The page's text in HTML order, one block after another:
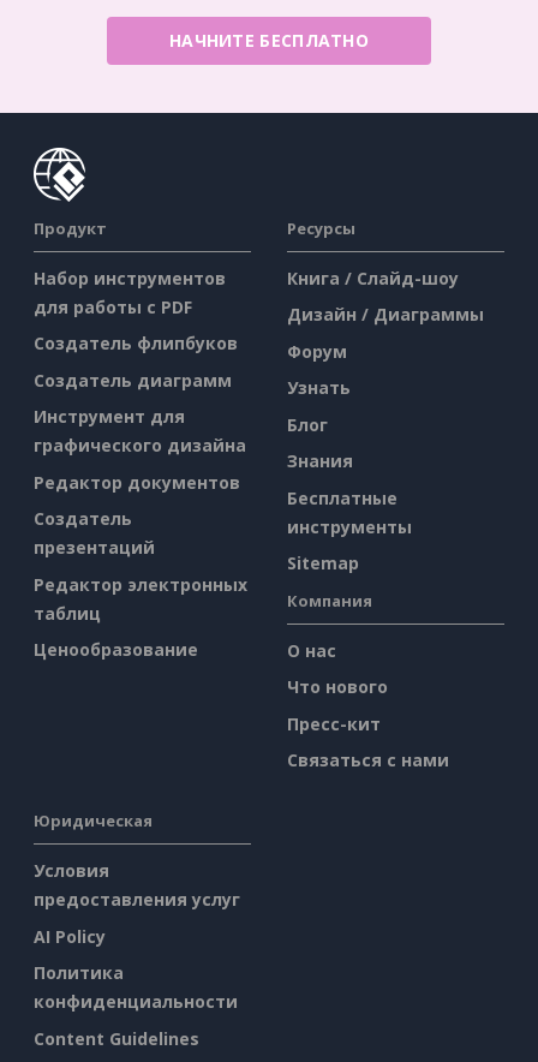
НАЧНИТЕ БЕСПЛАТНО
Продукт
Набор инструментов
для работы с PDF
Создатель флипбуков
Создатель диаграмм
Инструмент для
графического дизайна
Редактор документов
Создатель
презентаций
Редактор электронных
таблиц
Ценообразование
Ресурсы
Книга / Слайд-шоу
Дизайн / Диаграммы
Форум
Узнать
Блог
Знания
Бесплатные
инструменты
Sitemap
Компания
О нас
Что нового
Пресс-кит
Связаться с нами
Юридическая
Условия
предоставления услуг
AI Policy
Политика
конфиденциальности
Content Guidelines